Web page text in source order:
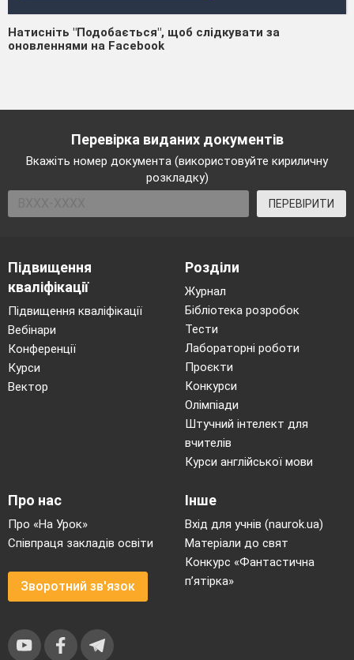
Натисніть "Подобається", щоб слідкувати за
оновленнями на Facebook
Перевірка виданих документів
Вкажіть номер документа (використовуйте кириличну
розкладку)
ПЕРЕВІРИТИ
Підвищення
кваліфікації
Підвищення кваліфікації
Вебінари
Конференції
Курси
Вектор
Розділи
Журнал
Бібліотека розробок
Тести
Лабораторні роботи
Проєкти
Конкурси
Олімпіади
Штучний інтелект для
вчителів
Курси англійської мови
Про нас
Про «На Урок»
Співпраця закладів освіти
Зворотний зв'язок
Інше
Вхід для учнів (naurok.ua)
Матеріали до свят
Конкурс «Фантастична
п’ятірка»